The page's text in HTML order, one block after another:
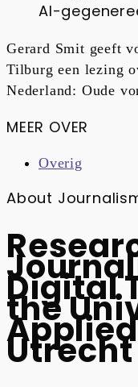
AI-
Gerard Smit geeft
Tilburg een lezing
Nederland: Oude
MEER OVER
Overig
About
Digital
the
Utrecht